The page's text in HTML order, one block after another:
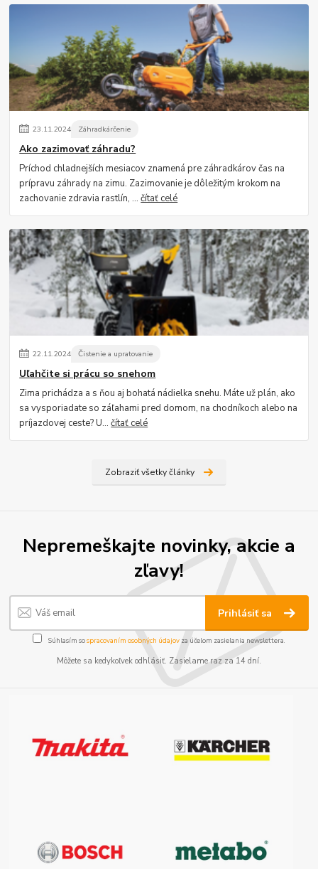
23.11.2024 Záhradkárčenie
Ako zazimovať záhradu?
Príchod chladnejších mesiacov znamená pre záhradkárov čas na
prípravu záhrady na zimu. Zazimovanie je dôležitým krokom na
zachovanie zdravia rastlín, ...čítať celé
22.11.2024 Čistenie a upratovanie
Uľahčite si prácu so snehom
Zima prichádza a s ňou aj bohatá nádielka snehu. Máte už plán, ako
sa vysporiadate so záľahami pred domom, na chodníkoch alebo na
príjazdovej ceste? U...čítať celé
Zobraziť všetky články
Nepremeškajte novinky, akcie a
zľavy!
Prihlásiť sa
Súhlasím sospracovaním osobných údajov za účelom zasielania newslettera.
Môžete sa kedykoľvek odhlásiť. Zasielame raz za 14 dní.